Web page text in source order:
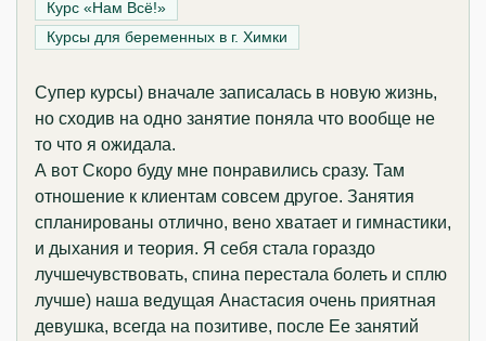
Курс «Нам Всё!»‎
Курсы для беременных в г. Химки
Супер курсы) вначале записалась в новую жизнь,
но сходив на одно занятие поняла что вообще не
то что я ожидала.
А вот Скоро буду мне понравились сразу. Там
отношение к клиентам совсем другое. Занятия
спланированы отлично, вено хватает и гимнастики,
и дыхания и теория. Я себя стала гораздо
лучшечувствовать, спина перестала болеть и сплю
лучше) наша ведущая Анастасия очень приятная
девушка, всегда на позитиве, после Ее занятий